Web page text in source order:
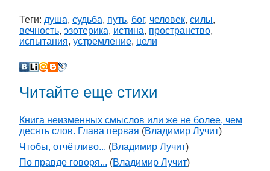
Теги: душа, судьба, путь, бог, человек, силы,
вечность, эзотерика, истина, пространство,
испытания, устремление, цели
Читайте еще стихи
Книга неизменных смыслов или же не более, чем
десять слов. Глава первая (Владимир Лучит)
Чтобы, отчётливо... (Владимир Лучит)
По правде говоря... (Владимир Лучит)